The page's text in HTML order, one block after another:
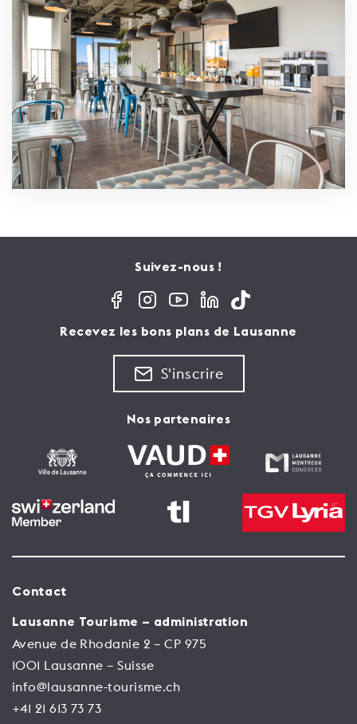
Suivez-nous !
Recevez les bons plans de Lausanne
S'inscrire
Nos partenaires
Contact
Lausanne Tourisme – administration
Avenue de Rhodanie 2 – CP 975
1001 Lausanne – Suisse
info@lausanne-tourisme.ch
+41 21 613 73 73